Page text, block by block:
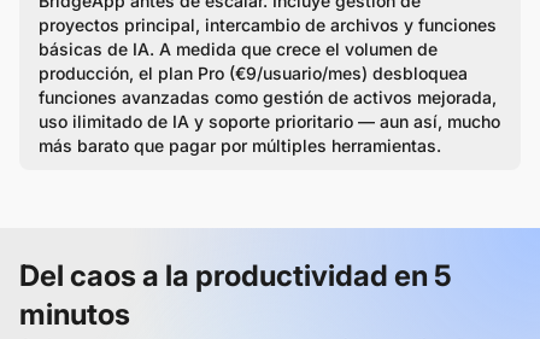
proyectos principal, intercambio de archivos y funciones
básicas de IA. A medida que crece el volumen de
producción, el plan Pro (€9/usuario/mes) desbloquea
funciones avanzadas como gestión de activos mejorada,
uso ilimitado de IA y soporte prioritario — aun así, mucho
más barato que pagar por múltiples herramientas.
Del caos a la productividad en 5
minutos